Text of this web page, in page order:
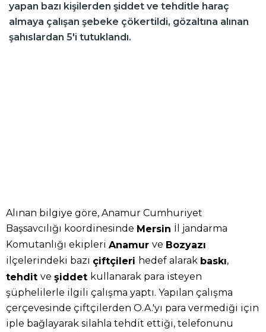
yapan bazı kişilerden şiddet ve tehditle haraç
almaya çalışan şebeke çökertildi, gözaltına alınan
şahıslardan 5'i tutuklandı.
Alınan bilgiye göre, Anamur Cumhuriyet
Başsavcılığı koordinesinde Mersin İl jandarma
Komutanlığı ekipleri Anamur ve Bozyazı
ilçelerindeki bazı çiftçileri hedef alarak baskı,
tehdit ve şiddet kullanarak para isteyen
şüphelilerle ilgili çalışma yaptı. Yapılan çalışma
çerçevesinde çiftçilerden O.A.'yı para vermediği için
iple bağlayarak silahla tehdit ettiği, telefonunu